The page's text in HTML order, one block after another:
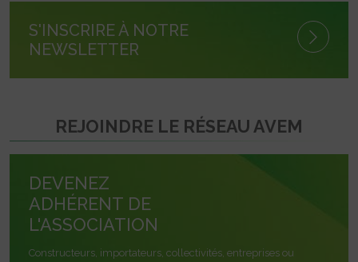
S'INSCRIRE À NOTRE
NEWSLETTER
REJOINDRE LE RÉSEAU AVEM
DEVENEZ
ADHÉRENT DE
L'ASSOCIATION
Constructeurs, importateurs, collectivités, entreprises ou